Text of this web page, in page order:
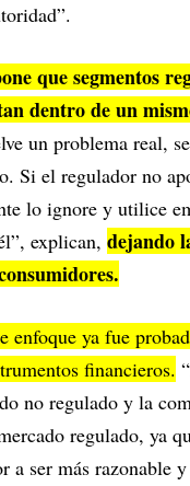
que segmentos
dentro de un
un problema real,
Si el regulador no
lo ignore y utilice
explican, dejando
enfoque ya fue
financieros.
no regulado y la
regulado, ya
a ser más razonable